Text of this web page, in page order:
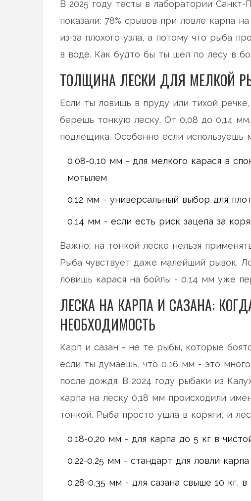
В 2025 году тесты в лаборатории Санкт-
показали: 78% срывов при ловле карпа
из-за плохого узла, а потому что рыба
в воде. Как будто бы ты шел по лесу в
ТОЛЩИНА ЛЕСКИ ДЛЯ МЕЛКОЙ
Если ты ловишь в пруду или тихой
берешь тонкую леску. От 0,08 до 0,14
подлещика. Особенно если используешь
0,08-0,10 мм - для мелкого карася в
мотылем
0,12 мм - универсальный выбор для
0,14 мм - если есть риск зацепа за
Важно: на тонкой леске нельзя
Рыба чувствует даже малейший рывок.
ловишь карася на бойлы - 0,14 мм уже
ЛЕСКА НА КАРПА И САЗАНА:
НЕОБХОДИМОСТЬ
Карп и сазан - не те рыбы, которые
если ты думаешь, что 0,16 мм - это
после дождя. В 2024 году рыбаки из
карпа на леску 0,18 мм происходили
тонкой. Рыба просто ушла в коряги, и
0,18-0,20 мм - для карпа до 5 кг в
0,22-0,25 мм - стандарт для ловли
0,28-0,35 мм - для сазана свыше 10 кг,